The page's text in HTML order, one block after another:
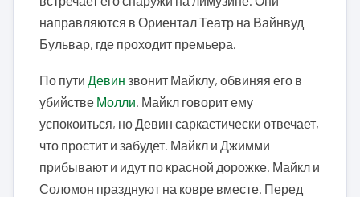
направляются в Ориентал Театр на Вайнвуд
Бульвар, где проходит премьера.
По пути Девин звонит Майклу, обвиняя его в
убийстве Молли. Майкл говорит ему
успокоиться, но Девин саркастически отвечает,
что простит и забудет. Майкл и Джимми
прибывают и идут по красной дорожке. Майкл и
Соломон празднуют на ковре вместе. Перед